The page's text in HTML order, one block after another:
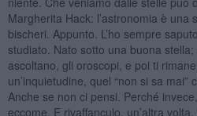
Margherita Hack: l’astronomia è una
bischeri. Appunto. L’ho sempre
studiato. Nato sotto una buona
ascoltano, gli oroscopi, e poi ti
un’inquietudine, quel “non si sa mai”
Anche se non ci pensi. Perché
eccome. E rivaffanculo, un’altra